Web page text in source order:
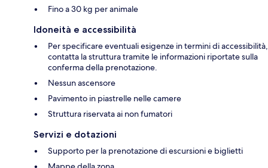
Fino a 30 kg per animale
Idoneità e accessibilità
Per specificare eventuali esigenze in termini di accessibilità,
contatta la struttura tramite le informazioni riportate sulla
conferma della prenotazione.
Nessun ascensore
Pavimento in piastrelle nelle camere
Struttura riservata ai non fumatori
Servizi e dotazioni
Supporto per la prenotazione di escursioni e biglietti